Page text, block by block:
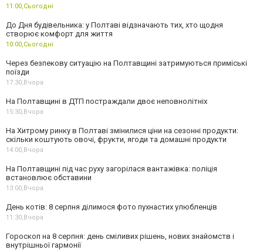
11:00, Сьогодні
До Дня будівельника: у Полтаві відзначають тих, хто щодня
створює комфорт для життя
10:00, Сьогодні
Через безпекову ситуацію на Полтавщині затримуються приміські
поїзди
17:30, Вчора
На Полтавщині в ДТП постраждали двоє неповнолітніх
15:30, Вчора
На Хитрому ринку в Полтаві змінилися ціни на сезонні продукти:
скільки коштують овочі, фрукти, ягоди та домашні продукти
14:00, Вчора
На Полтавщині під час руху загорілася вантажівка: поліція
встановлює обставини
13:00, Вчора
День котів: 8 серпня ділимося фото пухнастих улюбленців
11:30, Вчора
Гороскоп на 8 серпня: день сміливих рішень, нових знайомств і
внутрішньої гармонії